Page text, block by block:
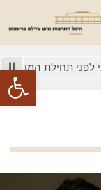
פתחתחילת המופע